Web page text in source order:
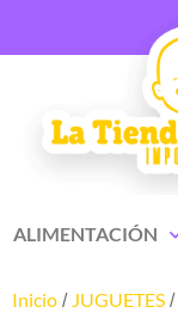
ALIMENTACIÓN
Inicio / JUGUETES /